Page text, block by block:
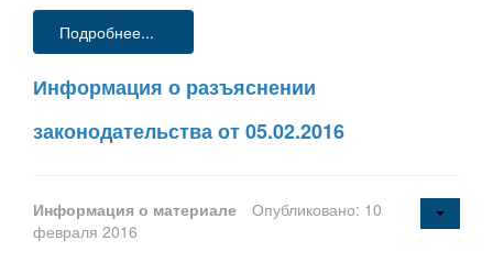
Подробнее...
Информация о разъяснении
законодательства от 05.02.2016
Информация о материале
Опубликовано: 10
февраля 2016